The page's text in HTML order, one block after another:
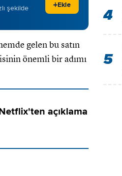
şekilde
+Ekle
gelen bu satın
önemli bir adımı
açıklama
4
5